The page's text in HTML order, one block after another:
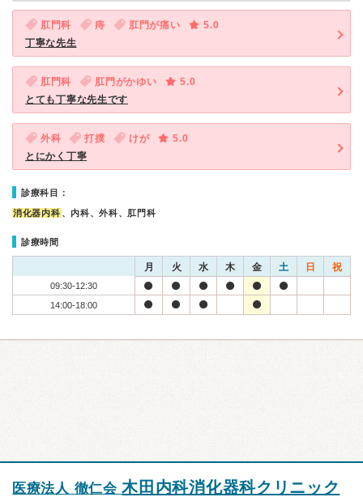
肛門科 痔 肛門が痛い
5.0
丁寧な先生
肛門科 肛門がかゆい
5.0
とても丁寧な先生です
外科 打撲 けが
5.0
とにかく丁寧
診療科目：
消化器内科 、内科、外科、肛門科
診療時間
月 火 水 木 金 土 日 祝
09:30-12:30
14:00-18:00
医療法人 徹仁会木田内科消化器科クリニック